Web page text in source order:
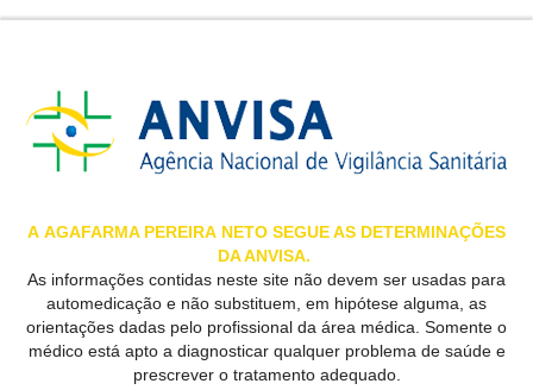
LOCALIZAÇÃO
CENTRAL
DE
ATENDIMENTO
MAIS
PRÓXIMA
A AGAFARMA PEREIRA NETO SEGUE AS DETERMINAÇÕES
DA ANVISA.
As informações contidas neste site não devem ser usadas para
automedicação e não substituem, em hipótese alguma, as
orientações dadas pelo profissional da área médica. Somente o
médico está apto a diagnosticar qualquer problema de saúde e
prescrever o tratamento adequado.